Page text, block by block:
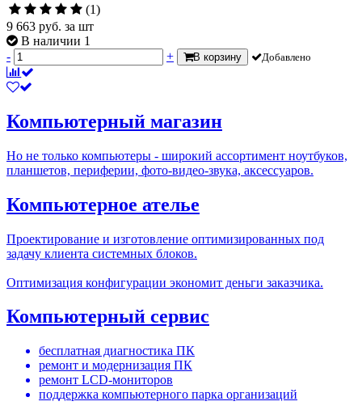
(1)
9 663 руб. за шт
В наличии 1
-
+ В корзину Добавлено
Компьютерный магазин
Но не только компьютеры - широкий ассортимент ноутбуков,
планшетов, периферии, фото-видео-звука, аксессуаров.
Компьютерное ателье
Проектирование и изготовление оптимизированных под
задачу клиента системных блоков.
Оптимизация конфигурации экономит деньги заказчика.
Компьютерный сервис
бесплатная диагностика ПК
ремонт и модернизация ПК
ремонт LCD-мониторов
поддержка компьютерного парка организаций